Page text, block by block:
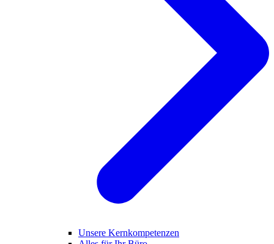
Unsere Kernkompetenzen